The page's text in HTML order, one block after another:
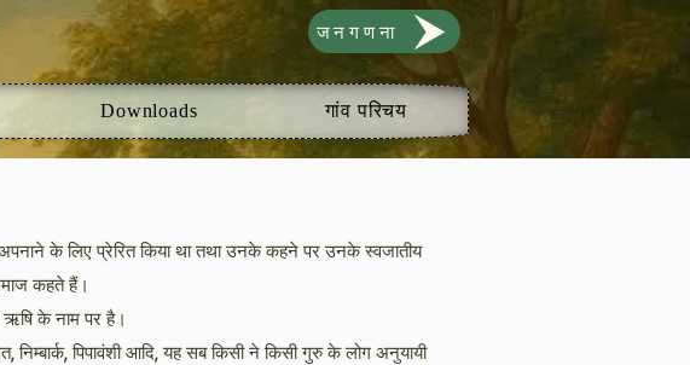
जनगणना
Downloads गांव परिचय
के लिए प्रेरित किया था तथा उनके कहने पर उनके स्वजातीय
कहते हैं।
ऋषि के नाम पर है।
पिपावंशी आदि, यह सब किसी ने किसी गुरु के लोग अनुयायी